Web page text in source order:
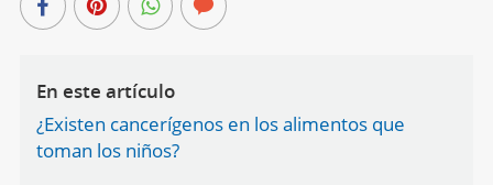
En este artículo
¿Existen cancerígenos en los alimentos que
toman los niños?